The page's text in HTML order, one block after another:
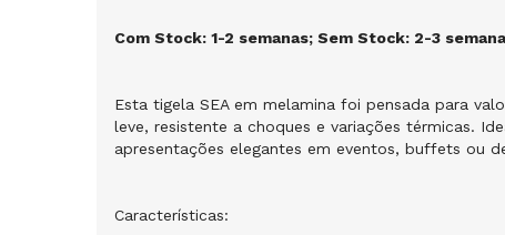
Com Stock: 1-2 semanas; Sem Stock: 2-3
Esta tigela SEA em melamina foi pensada para
leve, resistente a choques e variações térmicas.
apresentações elegantes em eventos, buffets ou
Características: